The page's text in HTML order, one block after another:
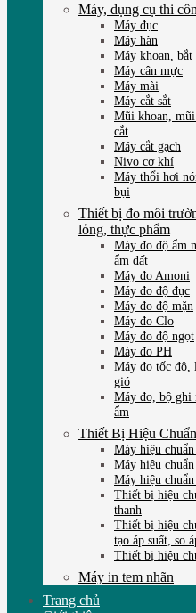
Máy, dụng cụ thi
Máy đục
Máy hàn
Máy khoan,
Máy cân mực
Máy mài
Máy cắt sắt
Mũi khoan,
cắt
Máy cắt gạch
Nivo cơ khí
Máy thổi hơi
bụi
Thiết bị đo môi
lỏng, thực phẩm
Máy đo độ ẩm
ẩm đất
Máy đo Amoni
Máy đo độ đục
Máy đo độ mặn
Máy đo Clo
Máy đo độ ngọt
Máy đo PH
Máy đo tốc độ,
gió
Máy đo, bộ ghi
ẩm
Thiết Bị Hiệu Chuẩn
Máy hiệu chuẩn
Máy hiệu
Máy hiệu
Thiết bị hiệu
thanh
Thiết bị hiệu
tạo áp suất, so
Thiết bị hiệu
Máy in tem nhãn
Trang chủ